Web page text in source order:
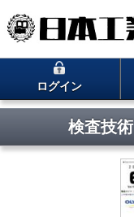
ログイン
検査技